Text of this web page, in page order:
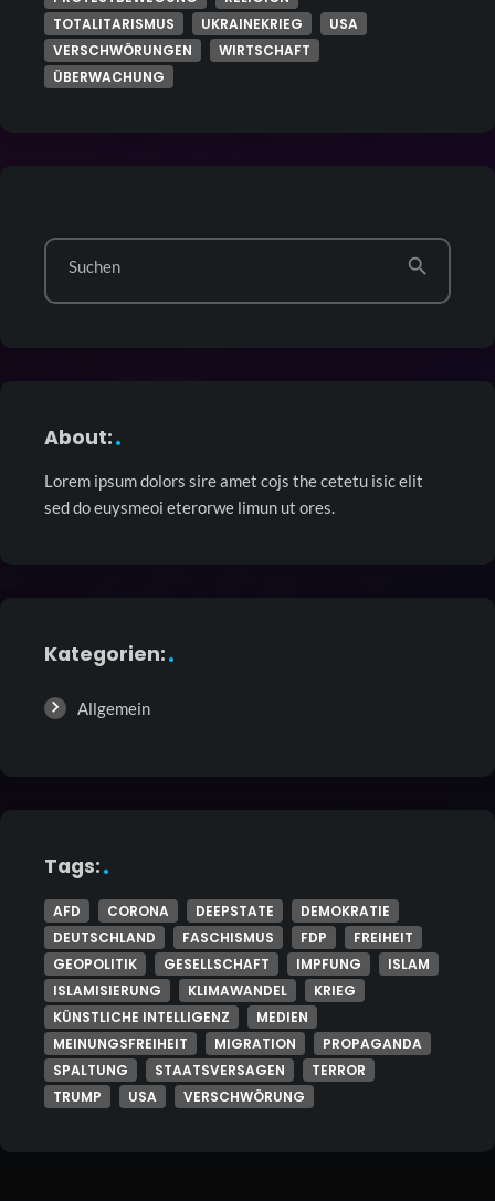
TOTALITARISMUS
UKRAINEKRIEG
USA
VERSCHWÖRUNGEN
WIRTSCHAFT
ÜBERWACHUNG
Suchen search
About:
Lorem ipsum dolors sire amet cojs the cetetu isic elit
sed do euysmeoi eterorwe limun ut ores.
Kategorien:
Allgemein
Tags:
AFD CORONA DEEPSTATE
DEMOKRATIE
DEUTSCHLAND
FASCHISMUS FDP
FREIHEIT
GEOPOLITIK
GESELLSCHAFT IMPFUNG
ISLAM
ISLAMISIERUNG
KLIMAWANDEL
KRIEG
KÜNSTLICHE INTELLIGENZ
MEDIEN
MEINUNGSFREIHEIT
MIGRATION
PROPAGANDA
SPALTUNG
STAATSVERSAGEN
TERROR
TRUMP
USA VERSCHWÖRUNG